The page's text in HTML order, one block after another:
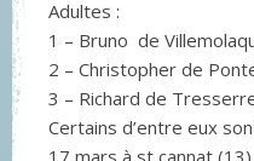
Adultes :
1 – Bruno de
2 – Christopher de
3 – Richard de
Certains d’entre eux
17 mars à st cannat